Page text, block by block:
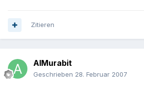
Zitieren
AlMurabit
Geschrieben 28. Februar 2007